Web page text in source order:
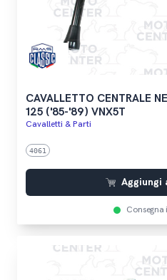
CAVALLETTO CENTRALE
125 ('85-'89) VNX5T
Cavalletti & Parti
4061
Aggiungi